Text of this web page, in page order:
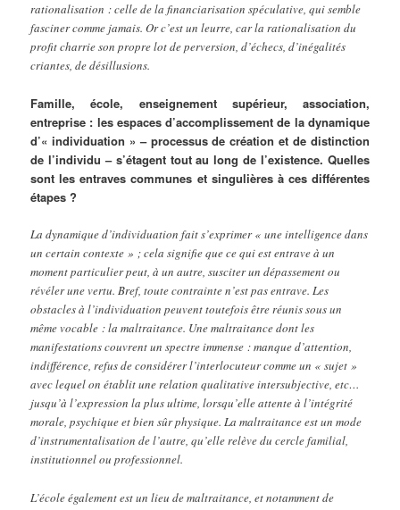
rationalisation : celle de la financiarisation spéculative, qui semble
fasciner comme jamais. Or c’est un leurre, car la rationalisation du
profit charrie son propre lot de perversion, d’échecs, d’inégalités
criantes, de désillusions.
Famille, école, enseignement supérieur, association,
entreprise : les espaces d’accomplissement de la dynamique
d’« individuation » – processus de création et de distinction
de l’individu – s’étagent tout au long de l’existence. Quelles
sont les entraves communes et singulières à ces différentes
étapes ?
La dynamique d’individuation fait s’exprimer « une intelligence dans
un certain contexte » ; cela signifie que ce qui est entrave à un
moment particulier peut, à un autre, susciter un dépassement ou
révéler une vertu. Bref, toute contrainte n’est pas entrave. Les
obstacles à l’individuation peuvent toutefois être réunis sous un
même vocable : la maltraitance. Une maltraitance dont les
manifestations couvrent un spectre immense : manque d’attention,
indifférence, refus de considérer l’interlocuteur comme un « sujet »
avec lequel on établit une relation qualitative intersubjective, etc…
jusqu’à l’expression la plus ultime, lorsqu’elle attente à l’intégrité
morale, psychique et bien sûr physique. La maltraitance est un mode
d’instrumentalisation de l’autre, qu’elle relève du cercle familial,
institutionnel ou professionnel.
L’école également est un lieu de maltraitance, et notamment de